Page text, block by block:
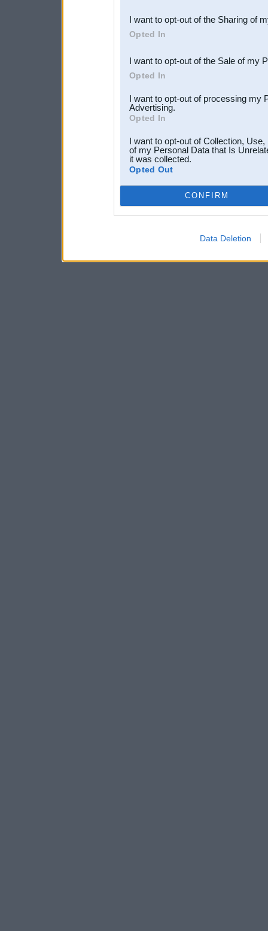
Downstream Participants
third parties.
I want to opt-out of the Sharing of
Opted In
I want to opt-out of the Sale of my
Opted In
I want to opt-out of processing my
Advertising.
Opted In
I want to opt-out of Collection,
of my Personal Data that Is
it was collected.
Opted Out
CONFIRM
Data Deletion